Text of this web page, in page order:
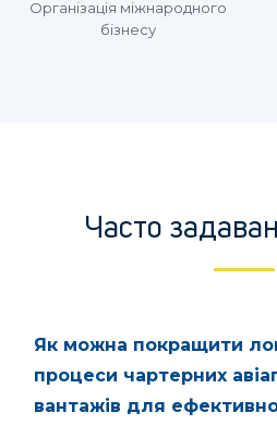
Організація міжнародного
бізнесу
Часто
Як можна покращити
процеси чартерних
вантажів для